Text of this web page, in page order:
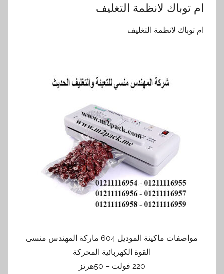
ام توباك لانظمة التغليف
ام توباك لانظمة التغليف
مواصفات ماكينة الموديل 604 ماركة المهندس منسى
القوة الكهربائية المحركة
220 فولت – 50هرتز